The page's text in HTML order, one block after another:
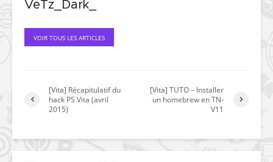
VeTz_Dark_
VOIR TOUS LES ARTICLES
[Vita] Récapitulatif du
hack PS Vita (avril
2015)
[Vita] TUTO – Installer
un homebrew en TN-
V11